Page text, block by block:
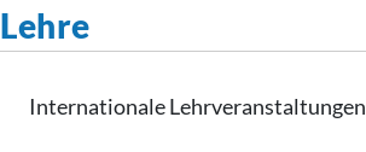
Lehre
InternationaleLehrveranstaltungen